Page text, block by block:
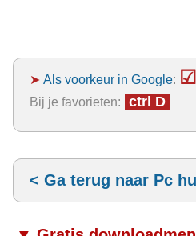
➤ Als voorkeur in Google: ☑
Bij je favorieten: ctrl D
< Ga terug naar Pc